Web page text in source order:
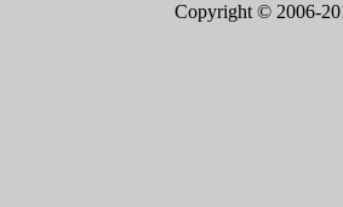
Copyright © 2006-